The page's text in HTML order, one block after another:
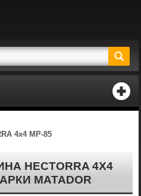
4x4 МР-85
HECTORRA 4X4
MATADOR